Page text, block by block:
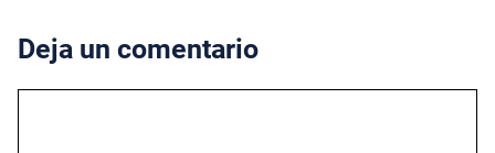
Deja un comentario